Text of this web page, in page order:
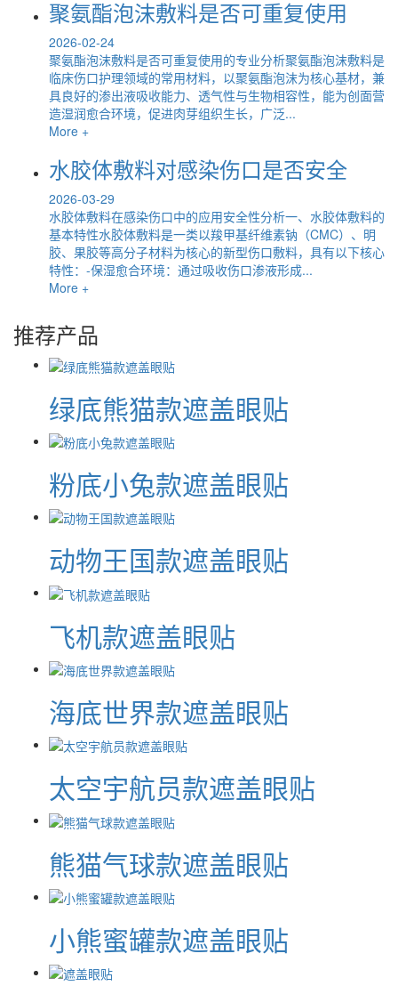
聚氨酯泡沫敷料是否可重复使用
2026-02-24
聚氨酯泡沫敷料是否可重复使用的专业分析聚氨酯泡沫敷料是
临床伤口护理领域的常用材料，以聚氨酯泡沫为核心基材，兼
具良好的渗出液吸收能力、透气性与生物相容性，能为创面营
造湿润愈合环境，促进肉芽组织生长，广泛...
More +
水胶体敷料对感染伤口是否安全
2026-03-29
水胶体敷料在感染伤口中的应用安全性分析一、水胶体敷料的
基本特性水胶体敷料是一类以羧甲基纤维素钠（CMC）、明
胶、果胶等高分子材料为核心的新型伤口敷料，具有以下核心
特性：-保湿愈合环境：通过吸收伤口渗液形成...
More +
推荐产品
绿底熊猫款遮盖眼贴
粉底小兔款遮盖眼贴
动物王国款遮盖眼贴
飞机款遮盖眼贴
海底世界款遮盖眼贴
太空宇航员款遮盖眼贴
熊猫气球款遮盖眼贴
小熊蜜罐款遮盖眼贴